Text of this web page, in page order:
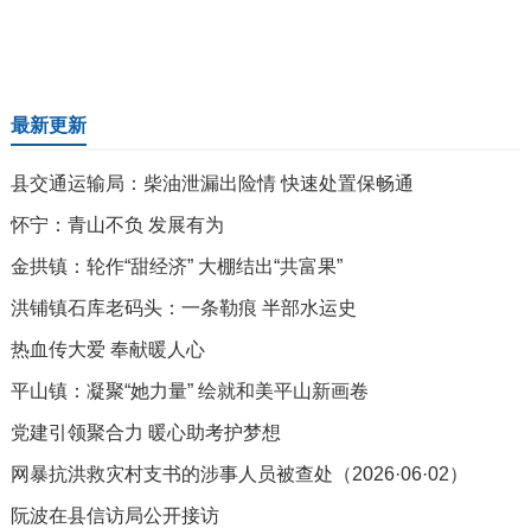
最新更新
县交通运输局：柴油泄漏出险情 快速处置保畅通
怀宁：青山不负 发展有为
金拱镇：轮作“甜经济” 大棚结出“共富果”
洪铺镇石库老码头：一条勒痕 半部水运史
热血传大爱 奉献暖人心
平山镇：凝聚“她力量” 绘就和美平山新画卷
党建引领聚合力 暖心助考护梦想
网暴抗洪救灾村支书的涉事人员被查处（2026·06·02）
阮波在县信访局公开接访